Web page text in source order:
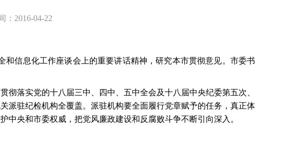
2016-04-22
信息化工作座谈会上的重要讲话精神，研究本市贯彻意见。市委书
落实党的十八届三中、四中、五中全会及十八届中央纪委第五次、
派驻纪检机构全覆盖。派驻机构要全面履行党章赋予的任务，真正体
央和市委权威，把党风廉政建设和反腐败斗争不断引向深入。